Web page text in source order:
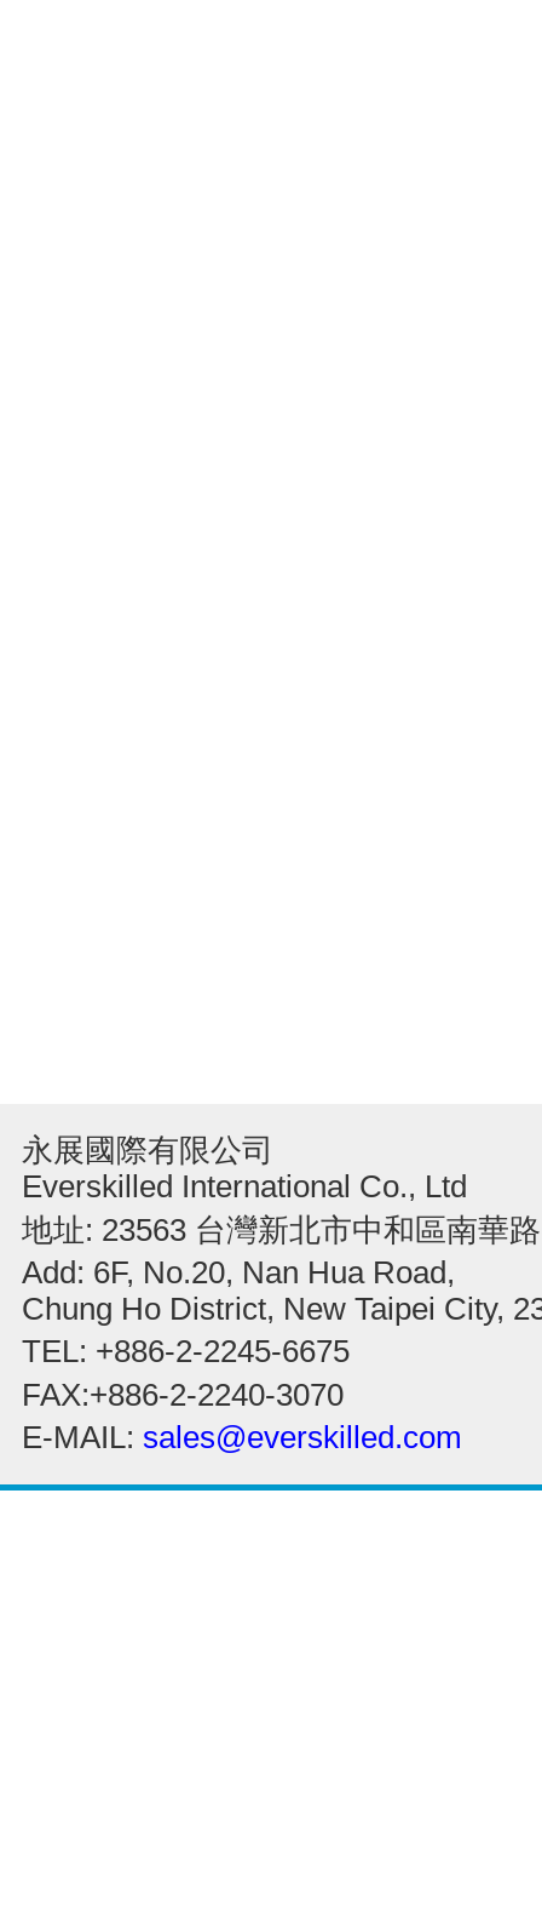
永展國際有限公司
Everskilled International Co., Ltd
地址: 23563 台灣新北市中和區南華
Add: 6F, No.20, Nan Hua Road,
Chung Ho District, New Taipei City,
TEL: +886-2-2245-6675
FAX:+886-2-2240-3070
E-MAIL: sales@everskilled.com